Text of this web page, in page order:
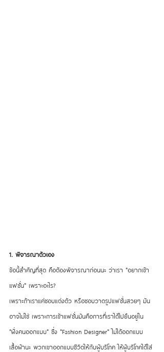
1. พิจารณาตัวเอง
ข้อนี้สำคัญที่สุด คือต้องพิจารณาก่อนนะ ว่าเรา "อยากเข้า
แฟชั่น" เพราะอะไร?
เพราะถ้าเราแค่ชอบแต่งตัว หรือชอบวาดรูปแฟชั่นสวยๆ มัน
อาจไม่ใช่ เพราะการเข้าแฟชั่นมันคือการที่เราได้ไปยืนอยู่ใน
"ฝั่งคนออกแบบ" ซึ่ง "Fashion Designer" ไม่ได้ออกแบบ
เสื้อผ้านะ พวกเขาออกแบบชีวิตให้กับผู้บริโภค ให้ผู้บริโภคได้ใส่